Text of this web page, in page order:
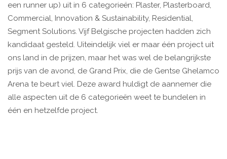
een runner up) uit in 6 categorieën: Plaster, Plasterboard,
Commercial, Innovation & Sustainability, Residential,
Segment Solutions. Vijf Belgische projecten hadden zich
kandidaat gesteld. Uiteindelijk viel er maar één project uit
ons land in de prijzen, maar het was wel de belangrijkste
prijs van de avond, de Grand Prix, die de Gentse Ghelamco
Arena te beurt viel. Deze award huldigt de aannemer die
alle aspecten uit de 6 categorieën weet te bundelen in
één en hetzelfde project.